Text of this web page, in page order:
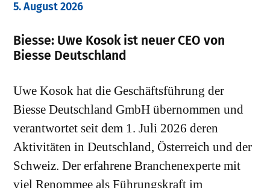
5. August 2026
Biesse: Uwe Kosok ist neuer CEO von
Biesse Deutschland
Uwe Kosok hat die Geschäftsführung der
Biesse Deutschland GmbH übernommen und
verantwortet seit dem 1. Juli 2026 deren
Aktivitäten in Deutschland, Österreich und der
Schweiz. Der erfahrene Branchenexperte mit
viel Renommee als Führungskraft im